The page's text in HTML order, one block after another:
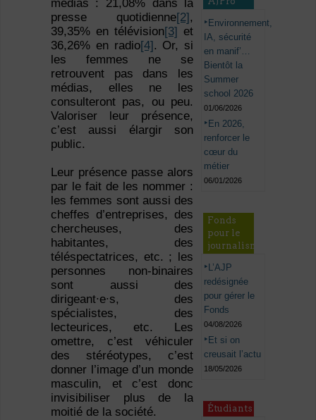
médias : 21,08% dans la
presse quotidienne[2] ,
39,35% en télévision[3]
et
36,26% en radio[4] . Or, si
les femmes ne se
retrouvent pas dans les
médias, elles ne les
consulteront pas, ou peu.
Valoriser leur présence,
c’est aussi élargir son
public.
Leur présence passe alors
par le fait de les nommer :
les femmes sont aussi des
cheffes d’entreprises, des
chercheuses, des
habitantes, des
téléspectatrices, etc. ; les
personnes non-binaires
sont aussi des
dirigeant∙e∙s, des
spécialistes, des
lecteurices, etc. Les
omettre, c’est véhiculer
des stéréotypes, c’est
donner l’image d’un monde
masculin, et c’est donc
invisibiliser plus de la
moitié de la société.
Environnement,
IA, sécurité
en manif’…
Bientôt la
Summer
school 2026
01/06/2026
En 2026,
renforcer le
cœur du
métier
06/01/2026
Fonds
pour le
journalisme
L’AJP
redésignée
pour gérer le
Fonds
04/08/2026
Et si on
creusait l’actu
18/05/2026
Étudiants